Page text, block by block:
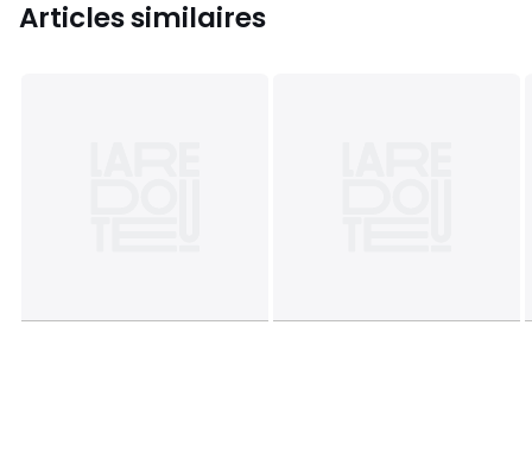
Articles similaires